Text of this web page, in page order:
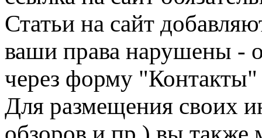
Статьи на сайт
ваши права нарушены -
через форму "Контакты"
Для размещения своих